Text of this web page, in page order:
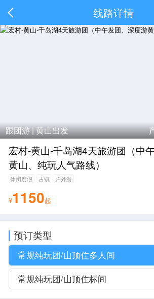
线路详情
跟团游 |黄山出发
宏村-黄山-千岛湖4天旅游团（中
黄山、纯玩人气路线）
休闲度假 古镇 户外游
¥1150起
预订类型
常规纯玩团/山顶住多人间
常规纯玩团/山顶住标间